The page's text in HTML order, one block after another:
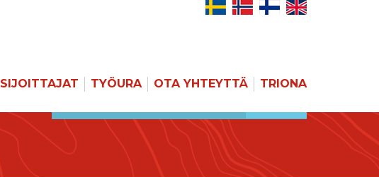
SIJOITTAJAT TYÖURA OTA YHTEYTTÄ TRIONA